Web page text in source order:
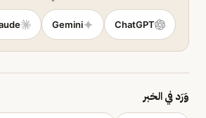
ChatGPT
Gemini
وَرَد في الخبر